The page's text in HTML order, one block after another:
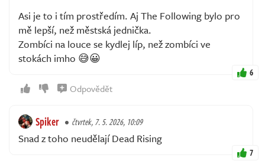
Asi je to i tím prostředím. Aj The Following bylo pro
mě lepší, než městská jednička.
Zombíci na louce se kydlej líp, než zombíci ve
stokách imho 😅😀
6
Odpovědět
Spiker čtvrtek, 7. 5. 2026, 10:09
Snad z toho neudělají Dead Rising
7